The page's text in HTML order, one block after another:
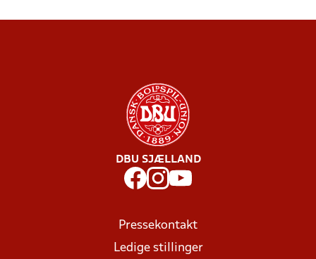
DBU SJÆLLAND
Pressekontakt
Ledige stillinger